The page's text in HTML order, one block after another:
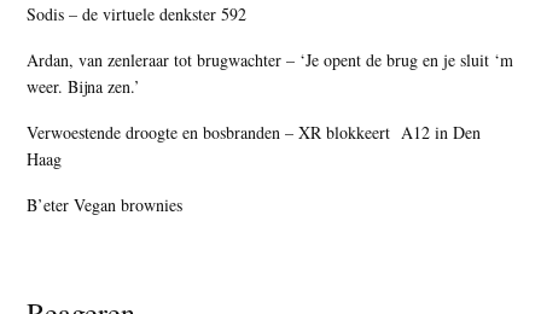
Sodis – de virtuele denkster 592
Ardan, van zenleraar tot brugwachter – ‘Je opent de brug en je sluit ‘m
weer. Bijna zen.’
Verwoestende droogte en bosbranden – XR blokkeert A12 in Den
Haag
B’eter Vegan brownies